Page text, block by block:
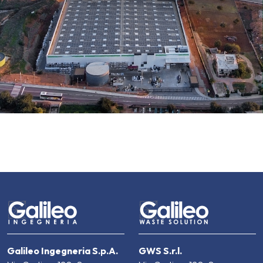
Galileo Ingegneria S.p.A.
GWS S.r.l.